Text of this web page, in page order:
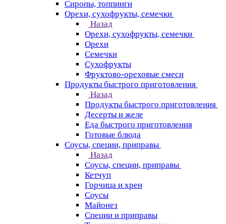
Сиропы, топпинги
Орехи, сухофрукты, семечки
Назад
Орехи, сухофрукты, семечки
Орехи
Семечки
Сухофрукты
Фруктово-ореховые смеси
Продукты быстрого приготовления
Назад
Продукты быстрого приготовления
Десерты и желе
Еда быстрого приготовления
Готовые блюда
Соусы, специи, приправы
Назад
Соусы, специи, приправы
Кетчуп
Горчица и хрен
Соусы
Майонез
Специи и приправы